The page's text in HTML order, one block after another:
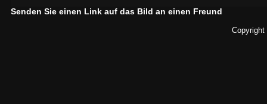
Senden Sie einen Link auf das Bild an einen Freund